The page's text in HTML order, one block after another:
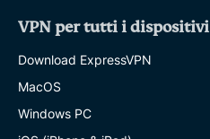
VPN per tutti i dispositivi
Download ExpressVPN
MacOS
Windows PC